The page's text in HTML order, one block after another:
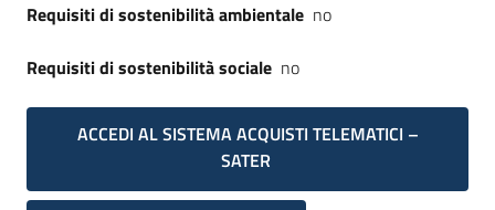
Requisiti di sostenibilità ambientale no
Requisiti di sostenibilità sociale no
ACCEDI AL SISTEMA ACQUISTI TELEMATICI –
SATER